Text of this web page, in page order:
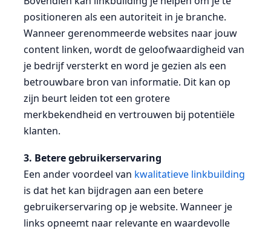
positioneren als een autoriteit in je branche.
Wanneer gerenommeerde websites naar jouw
content linken, wordt de geloofwaardigheid van
je bedrijf versterkt en word je gezien als een
betrouwbare bron van informatie. Dit kan op
zijn beurt leiden tot een grotere
merkbekendheid en vertrouwen bij potentiële
klanten.
3. Betere gebruikerservaring
Een ander voordeel van kwalitatieve linkbuilding
is dat het kan bijdragen aan een betere
gebruikerservaring op je website. Wanneer je
links opneemt naar relevante en waardevolle